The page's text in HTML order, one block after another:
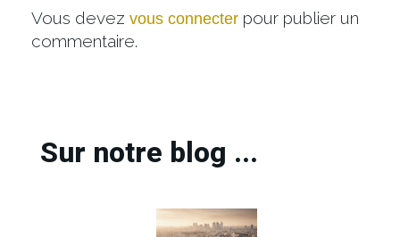
Vous devez vous connecter pour publier un
commentaire.
Sur notre blog ...